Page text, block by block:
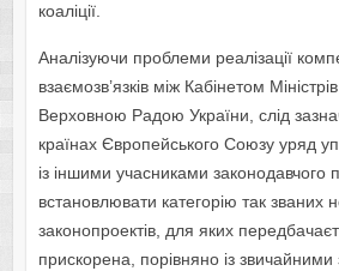
коаліції.
Аналізуючи проблеми реалізації
взаємозв’язків між Кабінетом
Верховною Радою України, слід
країнах Європейського Союзу уряд
із іншими учасниками законодавчого
встановлювати категорію так званих
законопроектів, для яких
прискорена, порівняно із